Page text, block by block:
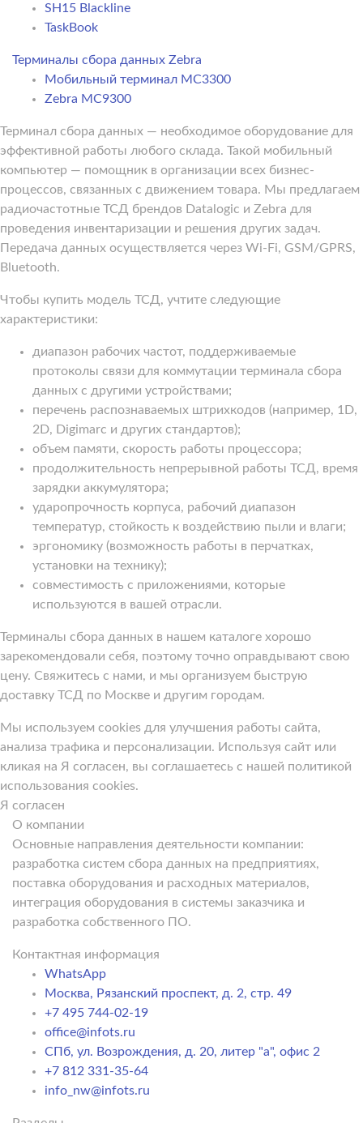
SH15 Blackline
TaskBook
Терминалы сбора данных Zebra
Мобильный терминал MC3300
Zebra MC9300
Терминал сбора данных — необходимое оборудование для
эффективной работы любого склада. Такой мобильный
компьютер — помощник в организации всех бизнес-
процессов, связанных с движением товара. Мы предлагаем
радиочастотные ТСД брендов Datalogic и Zebra для
проведения инвентаризации и решения других задач.
Передача данных осуществляется через Wi-Fi, GSM/GPRS,
Bluetooth.
Чтобы купить модель ТСД, учтите следующие
характеристики:
диапазон рабочих частот, поддерживаемые
протоколы связи для коммутации терминала сбора
данных с другими устройствами;
перечень распознаваемых штрихкодов (например, 1D,
2D, Digimarc и других стандартов);
объем памяти, скорость работы процессора;
продолжительность непрерывной работы ТСД, время
зарядки аккумулятора;
ударопрочность корпуса, рабочий диапазон
температур, стойкость к воздействию пыли и влаги;
эргономику (возможность работы в перчатках,
установки на технику);
совместимость с приложениями, которые
используются в вашей отрасли.
Терминалы сбора данных в нашем каталоге хорошо
зарекомендовали себя, поэтому точно оправдывают свою
цену. Свяжитесь с нами, и мы организуем быструю
доставку ТСД по Москве и другим городам.
Мы используем cookies для улучшения работы сайта,
анализа трафика и персонализации. Используя сайт или
кликая на Я согласен, вы соглашаетесь с нашей политикой
использования cookies.
Я согласен
О компании
Основные направления деятельности компании:
разработка систем сбора данных на предприятиях,
поставка оборудования и расходных материалов,
интеграция оборудования в системы заказчика и
разработка собственного ПО.
Контактная информация
WhatsApp
Москва, Рязанский проспект, д. 2, стр. 49
+7 495 744-02-19
office@infots.ru
СПб, ул. Возрождения, д. 20, литер "a", офис 2
+7 812 331-35-64
info_nw@infots.ru